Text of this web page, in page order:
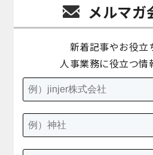
メルマガ
新着記事やお役立
人事業務に役立つ情